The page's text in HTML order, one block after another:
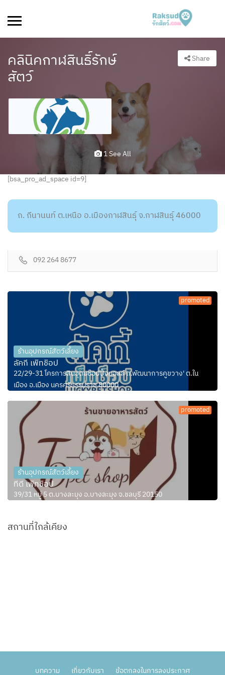
คลินิคกาฬสินธิ์รักษ์
สัตว์
Share
1 See All
[bsa_pro_ad_space id=9]
ถ. ถีนานนท์ ต.เหนือ อ.เมืองกาฬสินธุ์ จ.กาฬสินธุ์ 46000
092 264 8677
promoted
ร้านอุปกรณ์สัตว์เลี้ยง
ลัคกี้ เพ็ทช็อป
22/29-31 โครการสินอุดมช๊อปปิ้งมอลล์ ถ.พัฒนาการคูขวาง' ต.ใน
เมือง อ.เมือง นครศรีธรรมราช 80000
promoted
ร้านอุปกรณ์สัตว์เลี้ยง
ทีดี เพ็ทช็อป
39/31 หมู่ 5 ต.บางละมุง อ.บางละมุง จ.ชลบุรี 20150
สถานที่ใกล้เคียง
บทความ เกี่ยวกับเรา ข้อตกลงในการลงประกาศ